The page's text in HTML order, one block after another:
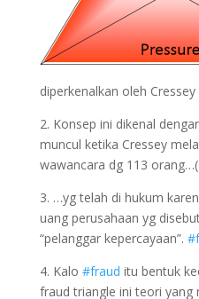
diperkenalkan oleh
2. Konsep ini dikenal
muncul ketika Cressey
wawancara dg 113
3. …yg telah di hukum
uang perusahaan yg
“pelanggar kepercayaan”.
4. Kalo #fraud itu bentuk
fraud triangle ini teori yang